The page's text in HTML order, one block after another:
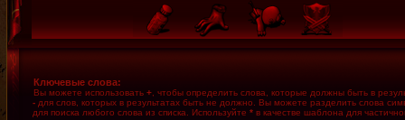
Ключевые слова:
Вы можете использовать + , чтобы определить слова, которые должны быть в
- для слов, которых в результатах быть не должно. Вы можете разделить слова
для поиска любого слова из списка. Используйте * в качестве шаблона для